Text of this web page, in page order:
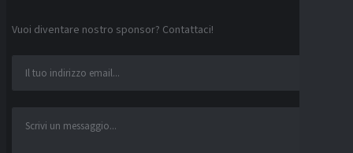
Vuoi diventare nostro sponsor? Contattaci!